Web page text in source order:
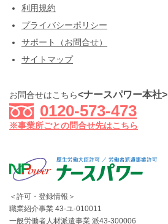
利用規約
プライバシーポリシー
サポート（お問合せ）
サイトマップ
お問合せはこちら<ナースパワー本社>
0120-573-473
※事業所ごとの問合せ先はこちら
＜許可・登録情報＞
職業紹介事業 43-ユ-010011
一般労働者人材派遣事業 派43-300006